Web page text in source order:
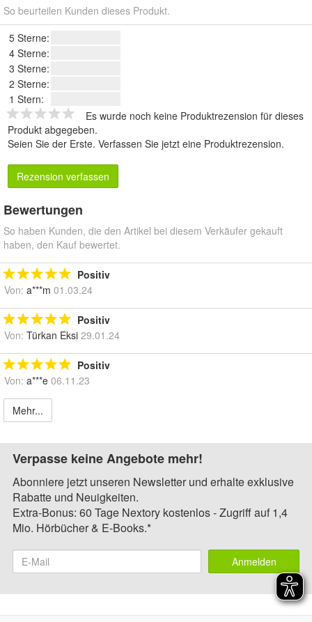
So beurteilen Kunden dieses Produkt.
5 Sterne:
4 Sterne:
3 Sterne:
2 Sterne:
1 Stern:
Es wurde noch keine Produktrezension für dieses
Produkt abgegeben.
Seien Sie der Erste. Verfassen Sie jetzt eine Produktrezension.
Rezension verfassen
Bewertungen
So haben Kunden, die den Artikel bei diesem Verkäufer gekauft
haben, den Kauf bewertet.
Positiv
Von: a***m 01.03.24
Positiv
Von: Türkan Eksi 29.01.24
Positiv
Von: a***e 06.11.23
Mehr...
Verpasse keine Angebote mehr!
Abonniere jetzt unseren Newsletter und erhalte exklusive
Rabatte und Neuigkeiten.
Extra-Bonus: 60 Tage Nextory kostenlos - Zugriff auf 1,4
Mio. Hörbücher & E-Books.*
Anmelden